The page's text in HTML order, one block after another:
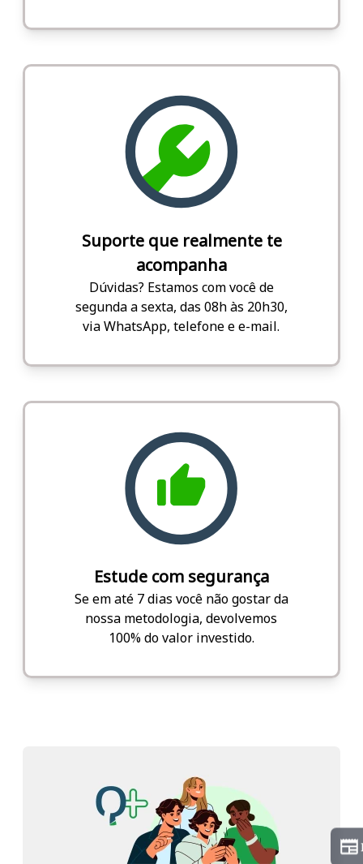
Suporte que realmente te
acompanha
Dúvidas? Estamos com você de
segunda a sexta, das 08h às 20h30,
via WhatsApp, telefone e e-mail.
Estude com segurança
Se em até 7 dias você não gostar da
nossa metodologia, devolvemos
100% do valor investido.